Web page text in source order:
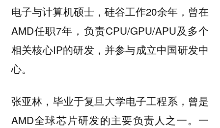
电子与计算机硕士，硅谷工作20余年，曾在
AMD任职7年，负责CPU/GPU/APU及多个
相关核心IP的研发，并参与成立中国研发中
心。
张亚林，毕业于复旦大学电子工程系，曾是
AMD全球芯片研发的主要负责人之一。一